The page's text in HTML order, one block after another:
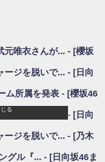
富田鈴花1st写真集、発売記念記者
】河田陽菜卒業の影響、ガチでデ
報・話題をピックアップ / れなッ
6「ラヴィット！」水曜スタジオ出
】田村保乃だけジャージを脱いで
若林さん「笑えないぐらい師匠だ
こちら！【激レアさん】
】情報解禁前で言えない！？丹生
元唯衣さんが... - [櫻坂
ージを脱いで... - [日向
ム所属を発表 - [櫻坂46
から移籍しフ... - [日向
ージを脱いで... - [乃木
グル『... - [日向坂46ま
る